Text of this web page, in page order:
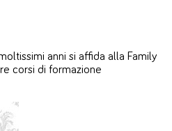
anni si affida alla Family
corsi di formazione